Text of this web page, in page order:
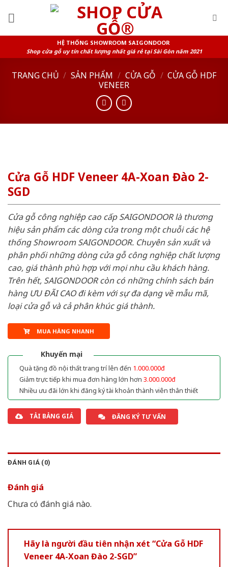
HỆ THỐNG SHOWROOM SAIGONDOOR
Shop cửa gỗ uy tín chất lượng nhất giá rẻ tại Sài Gòn năm 2021
TRANG CHỦ / SẢN PHẨM / CỬA GỖ / CỬA GỖ HDF
VENEER
Cửa Gỗ HDF Veneer 4A-Xoan Đào 2-
SGD
Cửa gỗ công nghiệp cao cấp SAIGONDOOR là thương
hiệu sản phẩm các dòng cửa trong một chuỗi các hệ
thống Showroom SAIGONDOOR. Chuyên sản xuất và
phân phối những dòng cửa gỗ công nghiệp chất lượng
cao, giá thành phù hợp với mọi nhu cầu khách hàng.
Trên hết, SAIGONDOOR còn có những chính sách bán
hàng ƯU ĐÃI CAO đi kèm với sự đa dạng về mẫu mã,
loại cửa gỗ và cả phân khúc giá thành.
MUA HÀNG NHANH
Khuyến mại
Quà tặng đồ nội thất trang trí lên đến 1.000.000đ
Giảm trực tiếp khi mua đơn hàng lớn hơn 3.000.000đ
Nhiều ưu đãi lớn khi đăng ký tài khoản thành viên thân thiết
TẢI BẢNG GIÁ ĐĂNG KÝ TƯ VẤN
ĐÁNH GIÁ (0)
Đánh giá
Chưa có đánh giá nào.
Hãy là người đầu tiên nhận xét “Cửa Gỗ HDF
Veneer 4A-Xoan Đào 2-SGD”